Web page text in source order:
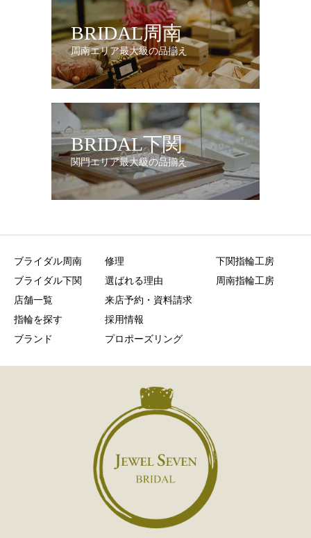
BRIDAL周南
周南エリア最大級の品揃え
BRIDAL下関
関門エリア最大級の品揃え
ブライダル周南
ブライダル下関
店舗一覧
指輪を探す
ブランド
修理
選ばれる理由
来店予約・資料請求
採用情報
プロポーズリング
下関指輪工房
周南指輪工房